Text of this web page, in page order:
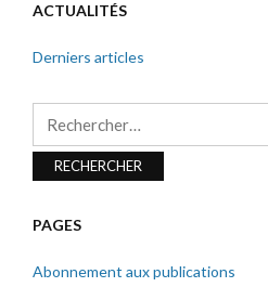
ACTUALITÉS
Derniers articles
PAGES
Abonnement aux publications